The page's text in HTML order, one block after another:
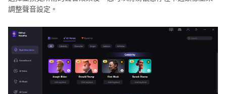
調整聲音設定。